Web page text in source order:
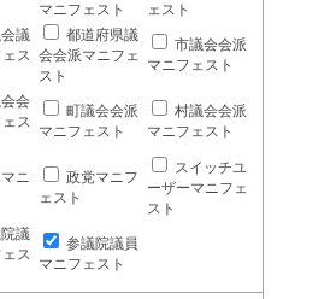
マニフェスト
ェスト
議
ス
都道府県議
会会派マニフェ
スト
市議会会派
マニフェスト
会
ス
町議会会派
マニフェスト
村議会会派
マニフェスト
ニ
政党マニフ
ェスト
スイッチユ
ーザーマニフェ
スト
議
ス
参議院議員
マニフェスト